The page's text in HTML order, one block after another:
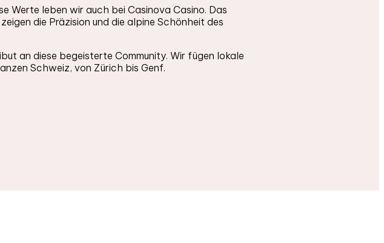
Werte leben wir auch bei Casinova Casino. Das
die Präzision und die alpine Schönheit des
an diese begeisterte Community. Wir fügen lokale
Schweiz, von Zürich bis Genf.